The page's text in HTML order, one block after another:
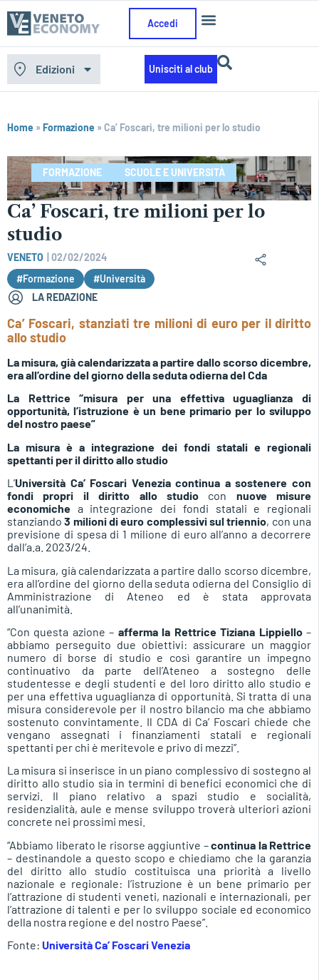
Accedi
Edizioni Unisciti al club
Home »Formazione »Ca’ Foscari, tre milioni per lo studio
FORMAZIONE SCUOLE E UNIVERSITÀ
Ca’ Foscari, tre milioni per lo
studio
VENETO
02/02/2024
#Formazione
#Università
LA REDAZIONE
Ca’ Foscari, stanziati tre milioni di euro per il diritto
allo studio
La misura, già calendarizzata a partire dallo scorso dicembre,
era all’ordine del giorno della seduta odierna del Cda
La Rettrice “misura per una effettiva uguaglianza di
opportunità, l’istruzione è un bene primario per lo sviluppo
del nostro paese”
La misura è a integrazione dei fondi statali e regionali
spettanti per il diritto allo studio
L’Università Ca’ Foscari Venezia continua a sostenere con
fondi propri il diritto allo studiocon nuove misure
economiche a integrazione dei fondi statali e regionali
stanziando 3 milioni di euro complessivi sul triennio, con una
previsione di spesa di 1 milione di euro all’anno a decorrere
dall’a.a. 2023/24.
La misura, già calendarizzata a partire dallo scorso dicembre,
era all’ordine del giorno della seduta odierna del Consiglio di
Amministrazione di Ateneo ed è stata approvata
all’unanimità.
“Con questa azione – afferma la Rettrice Tiziana Lippiello–
abbiamo perseguito due obiettivi: assicurare un maggior
numero di borse di studio e così garantire un impegno
continuativo da parte dell’Ateneo a sostegno delle
studentesse e degli studenti e del loro diritto allo studio e
per una effettiva uguaglianza di opportunità. Si tratta di una
misura considerevole per il nostro bilancio ma che abbiamo
sostenuto convintamente. Il CDA di Ca’ Foscari chiede che
vengano assegnati i finanziamenti statali e regionali
spettanti per chi è meritevole e privo di mezzi”.
La misura si inserisce in un piano complessivo di sostegno al
diritto allo studio sia in termini di benefici economici che di
servizi. Il piano relativo a spazi studio e socialità,
residenzialità, aule e mense sviluppo troverà ulteriori azioni
concrete nei prossimi mesi.
“Abbiamo liberato le risorse aggiuntive –continua la Rettrice
– destinandole a questo scopo e chiediamo che la garanzia
del diritto allo studio costituisca una priorità a livello
nazionale e regionale: l’istruzione è un bene primario per
l’attrazione di studenti veneti, nazionali e internazionali, per
l’attrazione di talenti e per lo sviluppo sociale ed economico
della nostra regione e del nostro Paese”.
Fonte: Università Ca’ Foscari Venezia